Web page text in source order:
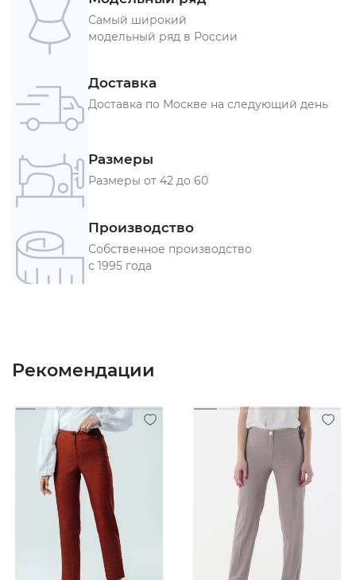
Самый широкий
модельный ряд в России
Доставка
Доставка по Москве на следующий день
Размеры
Размеры от 42 до 60
Производство
Собственное производство
с 1995 года
Рекомендации